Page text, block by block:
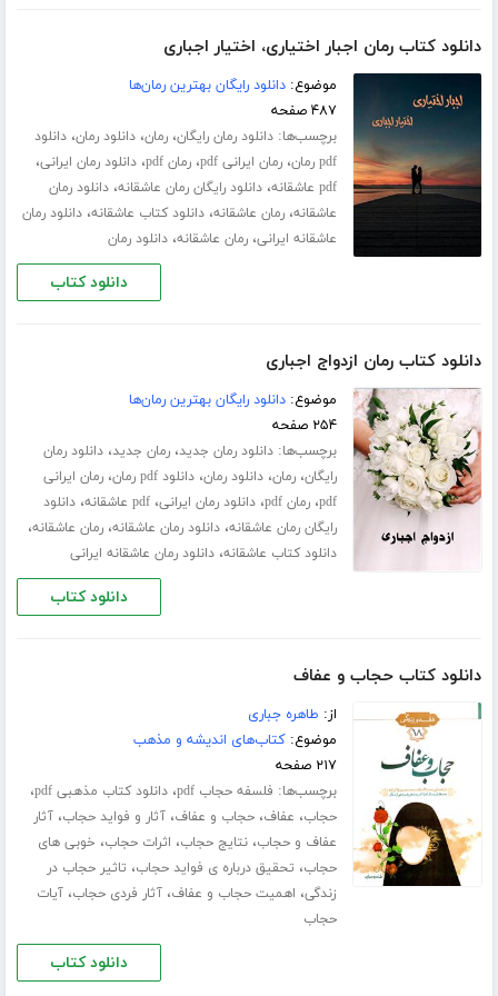
دانلود کتاب رمان اجبار اختیاری، اختیار اجباری
موضوع:دانلود رایگان بهترین رمان‌ها
۴۸۷ صفحه
برچسب‌ها:دانلود رمان رایگان،رمان،دانلود رمان،دانلود
pdf رمان
،رمان ایرانی pdf ،رمان pdf ،دانلود رمان ایرانی،
pdf عاشقانه ،دانلود رایگان رمان عاشقانه،دانلود رمان
عاشقانه،رمان عاشقانه،دانلود کتاب عاشقانه،دانلود رمان
عاشقانه ایرانی،رمان عاشقانه،دانلود رمان
دانلود کتاب
دانلود کتاب رمان ازدواج اجباری
موضوع:دانلود رایگان بهترین رمان‌ها
۲۵۴ صفحه
برچسب‌ها:دانلود رمان جدید،رمان جدید،دانلود رمان
رایگان،رمان،دانلود رمان،دانلود pdf رمان ،رمان ایرانی
pdf،رمان pdf ،دانلود رمان ایرانی،pdf عاشقانه ،دانلود
رایگان رمان عاشقانه،دانلود رمان عاشقانه،رمان عاشقانه،
دانلود کتاب عاشقانه،دانلود رمان عاشقانه ایرانی
دانلود کتاب
دانلود کتاب حجاب و عفاف
از: طاهره جباری
موضوع:کتاب‌های اندیشه و مذهب
۲۱۷ صفحه
برچسب‌ها: فلسفه حجاب pdf ،دانلود کتاب مذهبی pdf ،
حجاب، عفاف،حجاب و عفاف،آثار و فواید حجاب،آثار
عفاف و حجاب،نتایج حجاب، اثرات حجاب، خوبی های
حجاب، تحقیق درباره ی فواید حجاب، تاثیر حجاب در
زندگی، اهمیت حجاب و عفاف،آثار فردی حجاب،آیات
حجاب
دانلود کتاب